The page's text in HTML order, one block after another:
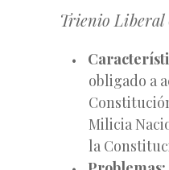
Trienio Liberal
obligado a
Milicia
la